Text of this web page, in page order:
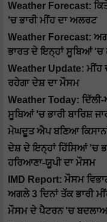
Weather Forecast:
'ਚ ਭਾਰੀ ਮੀਂਹ ਦਾ ਅਲਰਟ
Weather Forecast:
ਭਾਰਤ ਦੇ ਇਨ੍ਹਾਂ ਸੂਬਿਆਂ 'ਚ
Weather Update: ਮੀਂਹ
ਰਹੇਗਾ ਦੇਸ਼ ਦਾ ਮੌਸਮ
Weather Today:
ਸੂਬਿਆਂ 'ਚ ਭਾਰੀ ਬਾਰਿਸ਼
ਮੇਘਦੂਤ ਐਪ ਬਣਿਆ
ਦੇਸ਼ ਦੇ ਇਨ੍ਹਾਂ ਹਿੱਸਿਆਂ 'ਚ
ਹਰਿਆਣਾ-ਯੂਪੀ ਦਾ ਮੌਸਮ
IMD Report: ਮੌਸਮ
ਅਗਲੇ 3 ਦਿਨਾਂ ਤੱਕ ਭਾਰੀ
ਮੌਸਮ ਦੇ ਪੈਟਰਨ 'ਚ